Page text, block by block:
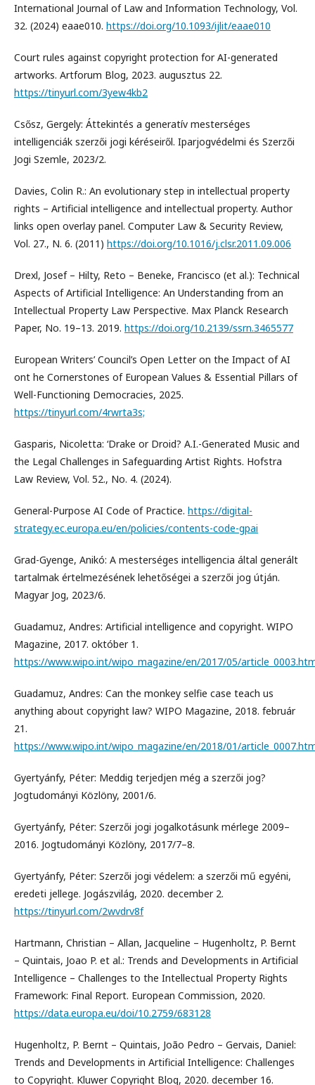
International Journal of Law and Information Technology, Vol.
32. (2024) eaae010. https://doi.org/10.1093/ijlit/eaae010
Court rules against copyright protection for AI-generated
artworks. Artforum Blog, 2023. augusztus 22.
https://tinyurl.com/3yew4kb2
Csősz, Gergely: Áttekintés a generatív mesterséges
intelligenciák szerzői jogi kéréseiről. Iparjogvédelmi és Szerzői
Jogi Szemle, 2023/2.
Davies, Colin R.: An evolutionary step in intellectual property
rights – Artificial intelligence and intellectual property. Author
links open overlay panel. Computer Law & Security Review,
Vol. 27., N. 6. (2011) https://doi.org/10.1016/j.clsr.2011.09.006
Drexl, Josef – Hilty, Reto – Beneke, Francisco (et al.): Technical
Aspects of Artificial Intelligence: An Understanding from an
Intellectual Property Law Perspective. Max Planck Research
Paper, No. 19–13. 2019. https://doi.org/10.2139/ssrn.3465577
European Writers’ Council’s Open Letter on the Impact of AI
ont he Cornerstones of European Values & Essential Pillars of
Well-Functioning Democracies, 2025.
https://tinyurl.com/4rwrta3s;
Gasparis, Nicoletta: ‘Drake or Droid? A.I.-Generated Music and
the Legal Challenges in Safeguarding Artist Rights. Hofstra
Law Review, Vol. 52., No. 4. (2024).
General-Purpose AI Code of Practice. https://digital-
strategy.ec.europa.eu/en/policies/contents-code-gpai
Grad-Gyenge, Anikó: A mesterséges intelligencia által generált
tartalmak értelmezésének lehetőségei a szerzői jog útján.
Magyar Jog, 2023/6.
Guadamuz, Andres: Artificial intelligence and copyright. WIPO
Magazine, 2017. október 1.
https://www.wipo.int/wipo_magazine/en/2017/05/
Guadamuz, Andres: Can the monkey selfie case teach us
anything about copyright law? WIPO Magazine, 2018. február
21.
https://www.wipo.int/wipo_magazine/en/2018/01/
Gyertyánfy, Péter: Meddig terjedjen még a szerzői jog?
Jogtudományi Közlöny, 2001/6.
Gyertyánfy, Péter: Szerzői jogi jogalkotásunk mérlege 2009–
2016. Jogtudományi Közlöny, 2017/7–8.
Gyertyánfy, Péter: Szerzői jogi védelem: a szerzői mű egyéni,
eredeti jellege. Jogászvilág, 2020. december 2.
https://tinyurl.com/2wvdrv8f
Hartmann, Christian – Allan, Jacqueline – Hugenholtz, P. Bernt
– Quintais, Joao P. et al.: Trends and Developments in Artificial
Intelligence – Challenges to the Intellectual Property Rights
Framework: Final Report. European Commission, 2020.
https://data.europa.eu/doi/10.2759/683128
Hugenholtz, P. Bernt – Quintais, João Pedro – Gervais, Daniel:
Trends and Developments in Artificial Intelligence: Challenges
to Copyright. Kluwer Copyright Blog, 2020. december 16.